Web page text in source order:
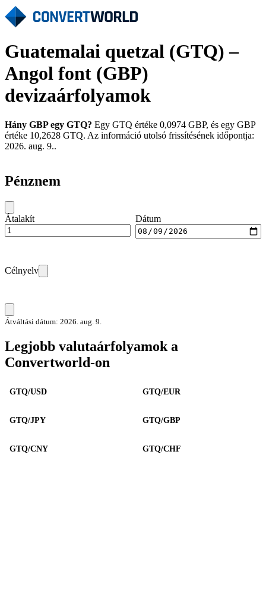
Guatemalai quetzal (GTQ) –
Angol font (GBP)
devizaárfolyamok
Hány GBP egy GTQ? Egy GTQ értéke 0,0974 GBP, és egy GBP
értéke 10,2628 GTQ. Az információ utolsó frissítésének időpontja:
2026. aug. 9..
Pénznem
Átalakít Dátum
Célnyelv
Átváltási dátum: 2026. aug. 9.
Legjobb valutaárfolyamok a
Convertworld-on
GTQ/USD GTQ/EUR
GTQ/JPY GTQ/GBP
GTQ/CNY GTQ/CHF